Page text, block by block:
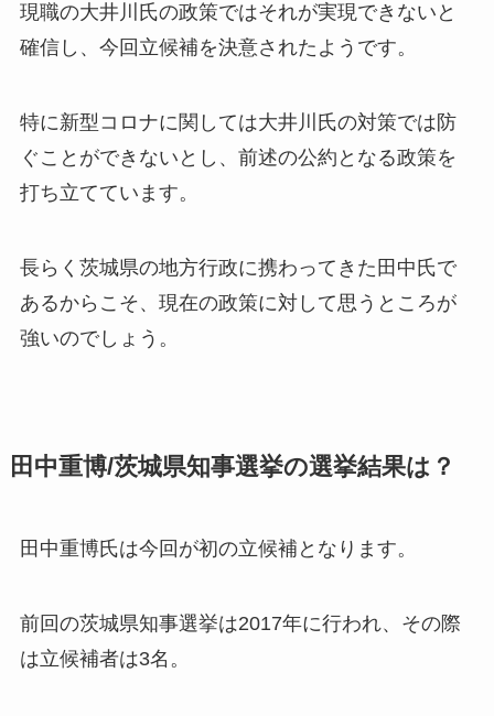
現職の大井川氏の政策ではそれが実現できないと
確信し、今回立候補を決意されたようです。
特に新型コロナに関しては大井川氏の対策では防
ぐことができないとし、前述の公約となる政策を
打ち立てています。
長らく茨城県の地方行政に携わってきた田中氏で
あるからこそ、現在の政策に対して思うところが
強いのでしょう。
田中重博/茨城県知事選挙の選挙結果は？
田中重博氏は今回が初の立候補となります。
前回の茨城県知事選挙は2017年に行われ、その際
は立候補者は3名。